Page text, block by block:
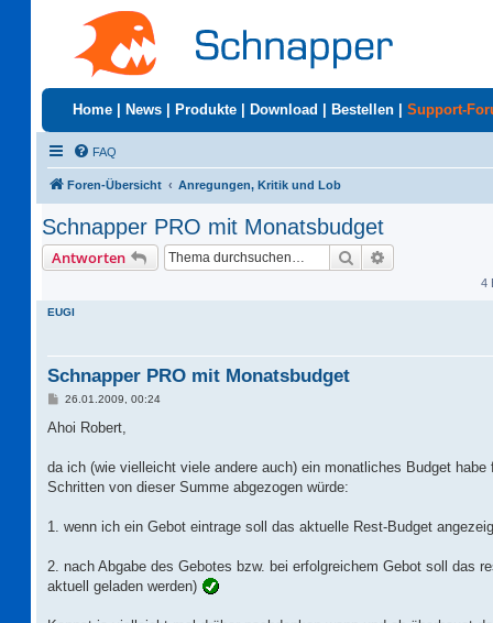
Home News Produkte Download Bestellen Support-
FAQ
Foren-Übersicht Anregungen, Kritik und Lob
Schnapper PRO mit Monatsbudget
Antworten Suche
4
EUGI
Schnapper PRO mit Monatsbudget
B
i
a
26.01.2009, 00:24
Ahoi Robert,
da ich (wie vielleicht viele andere auch) ein monatliches Budget
Schritten von dieser Summe abgezogen würde:
1. wenn ich ein Gebot eintrage soll das aktuelle Rest-Budget
2. nach Abgabe des Gebotes bzw. bei erfolgreichem Gebot soll das
aktuell geladen werden)